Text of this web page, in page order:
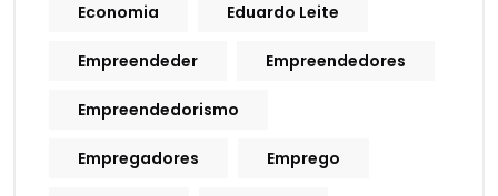
Economia Eduardo Leite
Empreendeder Empreendedores
Empreendedorismo
Empregadores Emprego